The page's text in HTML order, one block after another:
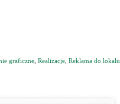
graficzne Realizacje Reklama do lokalu